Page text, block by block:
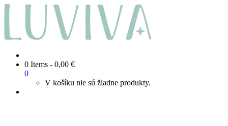
0 Items - 0,00 €
0
V košíku nie sú žiadne produkty.